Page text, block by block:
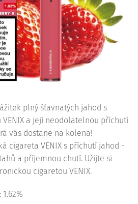
plný šťavnatých jahod s
a její neodolatelnou příchutí
vás dostane na kolena!
cigareta VENIX s příchutí jahod -
a příjemnou chutí. Užijte si
cigaretou VENIX.